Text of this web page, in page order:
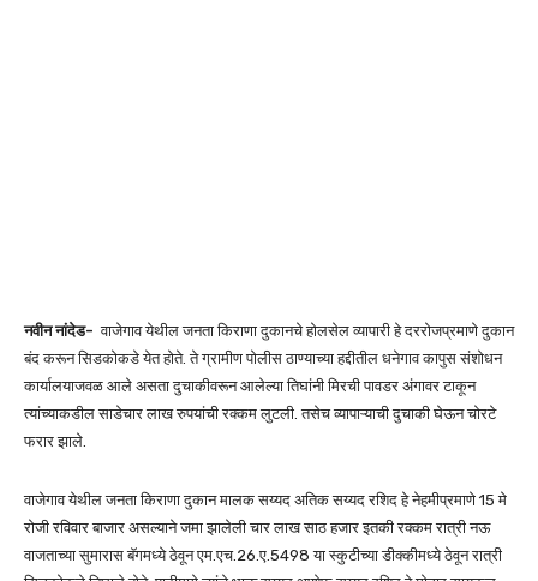
नवीन नांदेड- वाजेगाव येथील जनता किराणा दुकानचे होलसेल व्यापारी हे दररोजप्रमाणे दुकान
बंद करून सिडकोकडे येत होते. ते ग्रामीण पोलीस ठाण्याच्या हद्दीतील धनेगाव कापुस संशोधन
कार्यालयाजवळ आले असता दुचाकीवरून आलेल्या तिघांनी मिरची पावडर अंगावर टाकून
त्यांच्याकडील साडेचार लाख रुपयांची रक्कम लुटली. तसेच व्यापाऱ्याची दुचाकी घेऊन चोरटे
फरार झाले.
वाजेगाव येथील जनता किराणा दुकान मालक सय्यद अतिक सय्यद रशिद हे नेहमीप्रमाणे 15 मे
रोजी रविवार बाजार असल्याने जमा झालेली चार लाख साठ हजार इतकी रक्कम रात्री नऊ
वाजताच्या सुमारास बॅगमध्ये ठेवून एम.एच.26.ए.5498 या स्कुटीच्या डीक्कीमध्ये ठेवून रात्री